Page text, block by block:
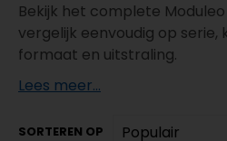
Bekijk het complete
vergelijk eenvoudig op serie,
formaat en uitstraling.
Lees meer...
SORTEREN OP